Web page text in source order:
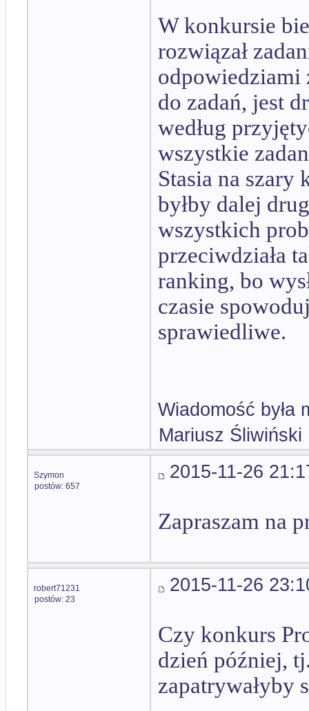
W konkursie
rozwiązał
odpowiedziami
do zadań, jest
według
wszystkie
Stasia na szary
byłby dalej
wszystkich
przeciwdziała
ranking, bo
czasie
sprawiedliwe.
Wiadomość była
Mariusz Śliwiński
Szymon
postów: 657
2015-11-26
Zapraszam na
robert71231
postów: 23
2015-11-26
Czy konkurs
dzień później,
zapatrywałyby